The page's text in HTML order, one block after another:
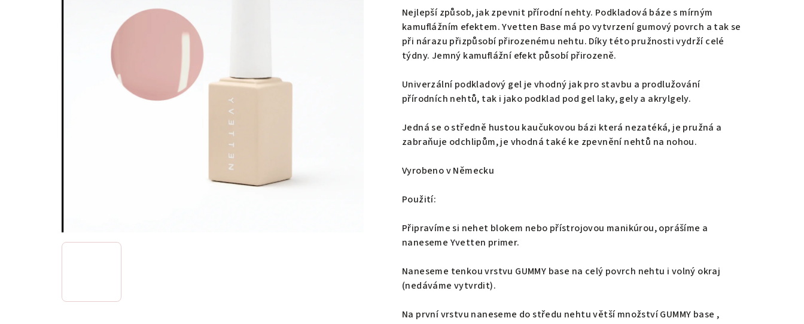
produktu
je
5,0
z
5
hvězdiček.
Nejlepší způsob, jak zpevnit přírodní nehty. Podkladová báze s mírným
kamuflážním efektem. Yvetten Base má po vytvrzení gumový povrch a tak se
při nárazu přizpůsobí přirozenému nehtu. Díky této pružnosti vydrží celé
týdny. Jemný kamuflážní efekt působí přirozeně.
Univerzální podkladový gel je vhodný jak pro stavbu a prodlužování
přírodních nehtů, tak i jako podklad pod gel laky, gely a akrylgely.
Jedná se o středně hustou kaučukovou bázi která nezatéká, je pružná a
zabraňuje odchlipům, je vhodná také ke zpevnění nehtů na nohou.
Vyrobeno v Německu
Použití:
Připravíme si nehet blokem nebo přístrojovou manikúrou, oprášíme a
naneseme Yvetten primer.
Naneseme tenkou vrstvu GUMMY base na celý povrch nehtu i volný okraj
(nedáváme vytvrdit).
Na první vrstvu naneseme do středu nehtu větší množství GUMMY base ,